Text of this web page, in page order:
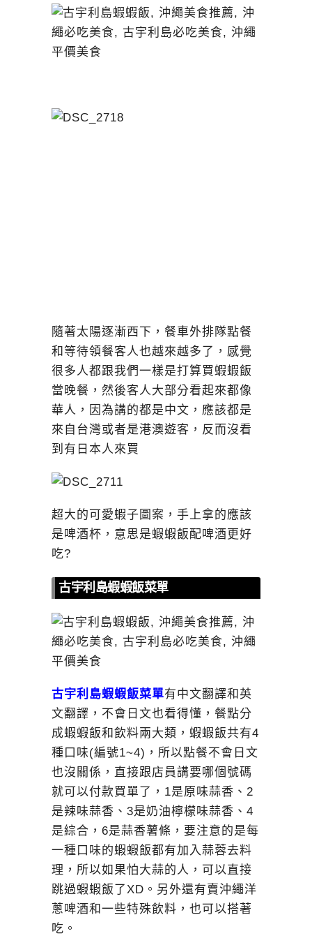
隨著太陽逐漸西下，餐車外排隊點餐
和等待領餐客人也越來越多了，感覺
很多人都跟我們一樣是打算買蝦蝦飯
當晚餐，然後客人大部分看起來都像
華人，因為講的都是中文，應該都是
來自台灣或者是港澳遊客，反而沒看
到有日本人來買
超大的可愛蝦子圖案，手上拿的應該
是啤酒杯，意思是蝦蝦飯配啤酒更好
吃?
古宇利島蝦蝦飯菜單
古宇利島蝦蝦飯菜單有中文翻譯和英
文翻譯，不會日文也看得懂，餐點分
成蝦蝦飯和飲料兩大類，蝦蝦飯共有4
種口味(編號1~4)，所以點餐不會日文
也沒關係，直接跟店員講要哪個號碼
就可以付款買單了，1是原味蒜香、2
是辣味蒜香、3是奶油檸檬味蒜香、4
是綜合，6是蒜香薯條，要注意的是每
一種口味的蝦蝦飯都有加入蒜蓉去料
理，所以如果怕大蒜的人，可以直接
跳過蝦蝦飯了XD。另外還有賣沖繩洋
蔥啤酒和一些特殊飲料，也可以搭著
吃。